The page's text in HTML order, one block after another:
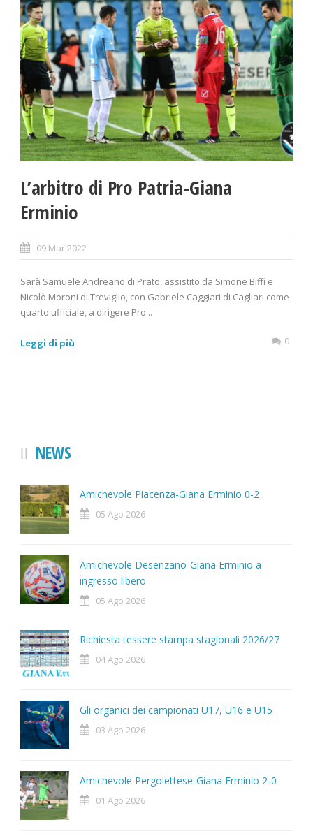
L’arbitro di Pro Patria-Giana
Erminio
09 Mar 2022
Sarà Samuele Andreano di Prato, assistito da Simone Biffi e
Nicolò Moroni di Treviglio, con Gabriele Caggiari di Cagliari come
quarto ufficiale, a dirigere Pro...
Leggi di più 0
NEWS
Amichevole Piacenza-Giana Erminio 0-2
05 Ago 2026
Amichevole Desenzano-Giana Erminio a
ingresso libero
05 Ago 2026
Richiesta tessere stampa stagionali 2026/27
04 Ago 2026
Gli organici dei campionati U17, U16 e U15
03 Ago 2026
Amichevole Pergolettese-Giana Erminio 2-0
01 Ago 2026